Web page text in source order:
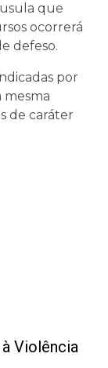
que
ocorrerá
defeso.
por
mesma
de caráter
Violência